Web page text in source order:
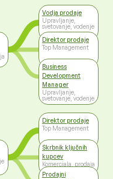
Vodja prodaje
Upravljanje,
svetovanje, vodenje
Direktor prodaje
Top Management
Business
Development
Manager
Upravljanje,
svetovanje, vodenje
Direktor prodaje
Top Management
Skrbnik ključnih
kupcev
Komerciala, prodaja
Prodajni